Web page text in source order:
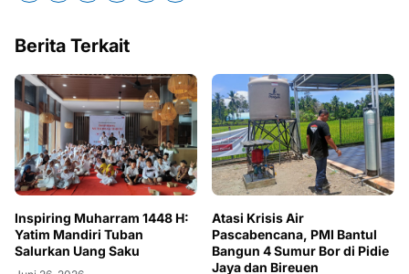
Berita Terkait
Inspiring Muharram 1448 H:
Yatim Mandiri Tuban
Salurkan Uang Saku
Atasi Krisis Air
Pascabencana, PMI Bantul
Bangun 4 Sumur Bor di Pidie
Jaya dan Bireuen